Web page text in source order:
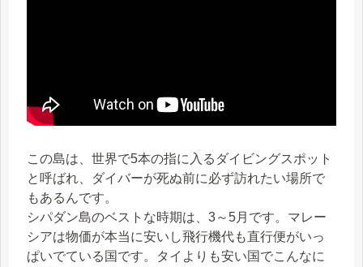
この島は、世界で5本の指に入るダイビングスポット
と呼ばれ、ダイバーが死ぬ前に必ず訪れたい場所で
もあるんです。
シパダン島のベストな時期は、3～5月です。マレー
シアは物価が本当に安いし飛行機代も直行便がいっ
ぱいでている国です。タイよりも安い国でこんなに